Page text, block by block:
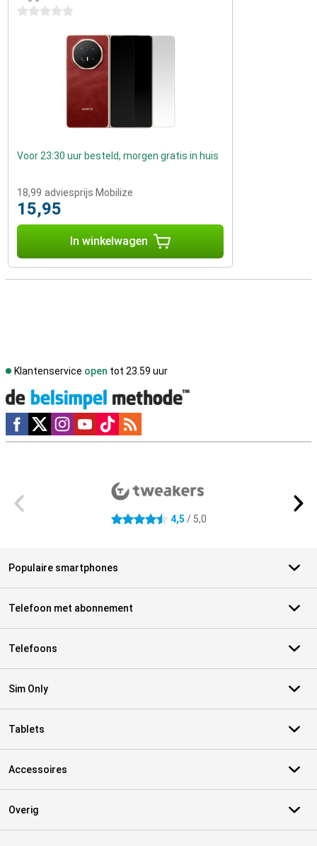
0 sterren
Voor 23:30 uur besteld, morgen gratis in huis
18,99 adviesprijs Mobilize
15,95
In winkelwagen
Klantenservice open tot 23.59 uur
Social media
4.5 sterren 4,5 / 5,0
Populaire smartphones
Telefoon met abonnement
Telefoons
Sim Only
Tablets
Accessoires
Overig